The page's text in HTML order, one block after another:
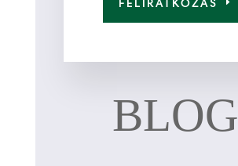
BLOG